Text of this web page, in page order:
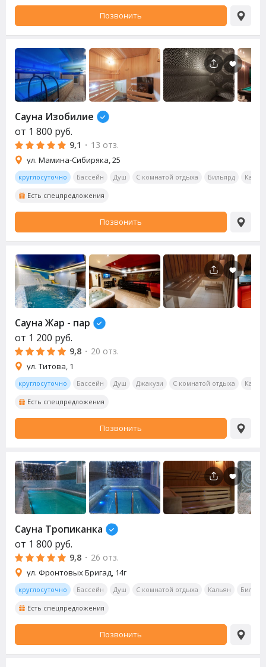
Позвонить
Сауна Изобилие
от 1 800 руб.
9,1 · 13 отз.
ул. Мамина-Сибиряка, 25
круглосуточно Бассейн Душ С комнатой отдыха Бильярд
Есть спецпредложения
Позвонить
Сауна Жар - пар
от 1 200 руб.
9,8 · 20 отз.
ул. Титова, 1
круглосуточно Бассейн Душ Джакузи С комнатой отдыха
Есть спецпредложения
Позвонить
Сауна Тропиканка
от 1 800 руб.
9,8 · 26 отз.
ул. Фронтовых Бригад, 14г
круглосуточно Бассейн Душ С комнатой отдыха Кальян
Есть спецпредложения
Позвонить